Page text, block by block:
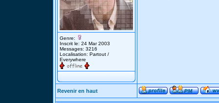
Genre:
Inscrit le: 24 Mar 2003
Messages: 3216
Localisation: Partout /
Everywhere
Revenir en haut